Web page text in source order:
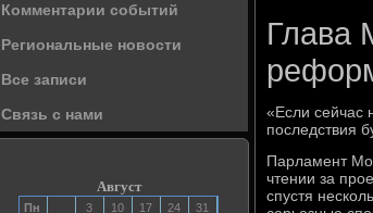
Комментарии событий
Региональные новости
Все записи
Связь с нами
Август
Пн 3 10 17 24
31
Глава
«Если сейчас
последствия
Парламент
чтении за
спустя